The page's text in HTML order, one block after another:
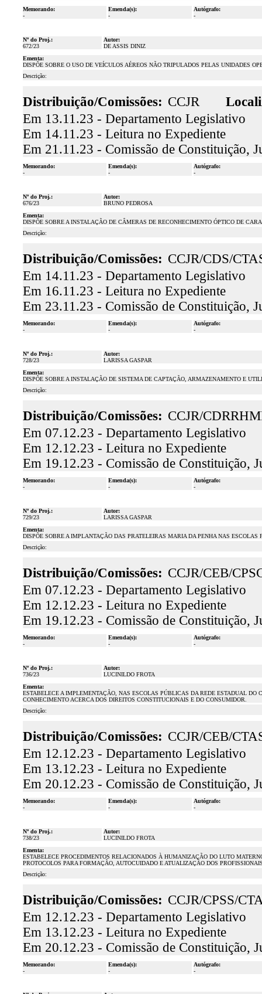
Memorando:
-
Emenda(s):
-
Autógrafo:
-
Nº do Proj.:
672/23
Autor:
DE ASSIS DINIZ
Ementa:
DISPÕE SOBRE O USO DE VEÍCULOS AÉREOS NÃO TRIPULADOS PELAS UNIDADES
Descrição:
Distribuição/Comissões: CCJR
Em 13.11.23 - Departamento Legislativo
Em 14.11.23 - Leitura no Expediente
Em 21.11.23 - Comissão de Constituição,
Memorando:
-
Emenda(s):
-
Autógrafo:
-
Nº do Proj.:
676/23
Autor:
BRUNO PEDROSA
Ementa:
DISPÕE SOBRE A INSTALAÇÃO DE CÂMERAS DE RECONHECIMENTO ÓPTICO DE
Descrição:
Distribuição/Comissões: CCJR/CDS/
Em 14.11.23 - Departamento Legislativo
Em 16.11.23 - Leitura no Expediente
Em 23.11.23 - Comissão de Constituição,
Memorando:
-
Emenda(s):
-
Autógrafo:
-
Nº do Proj.:
728/23
Autor:
LARISSA GASPAR
Ementa:
DISPÕE SOBRE A INSTALAÇÃO DE SISTEMA DE CAPTAÇÃO, ARMAZENAMENTO E
Descrição:
Distribuição/Comissões: CCJR/
Em 07.12.23 - Departamento Legislativo
Em 12.12.23 - Leitura no Expediente
Em 19.12.23 - Comissão de Constituição,
Memorando:
-
Emenda(s):
-
Autógrafo:
-
Nº do Proj.:
729/23
Autor:
LARISSA GASPAR
Ementa:
DISPÕE SOBRE A IMPLANTAÇÃO DAS PRATELEIRAS MARIA DA PENHA NAS ESCOLAS
Descrição:
Distribuição/Comissões: CCJR/CEB/
Em 07.12.23 - Departamento Legislativo
Em 12.12.23 - Leitura no Expediente
Em 19.12.23 - Comissão de Constituição,
Memorando:
-
Emenda(s):
-
Autógrafo:
-
Nº do Proj.:
736/23
Autor:
LUCINILDO FROTA
Ementa:
ESTABELECE A IMPLEMENTAÇÃO, NAS ESCOLAS PÚBLICAS DA REDE ESTADUAL
CONHECIMENTO ACERCA DOS DIREITOS CONSTITUCIONAIS E DO CONSUMIDOR.
Descrição:
Distribuição/Comissões: CCJR/CEB/
Em 12.12.23 - Departamento Legislativo
Em 13.12.23 - Leitura no Expediente
Em 20.12.23 - Comissão de Constituição,
Memorando:
-
Emenda(s):
-
Autógrafo:
-
Nº do Proj.:
738/23
Autor:
LUCINILDO FROTA
Ementa:
ESTABELECE PROCEDIMENTOS RELACIONADOS À HUMANIZAÇÃO DO LUTO
PROTOCOLOS PARA FORMAÇÃO, AUTOCUIDADO E ATUALIZAÇÃO DOS
Descrição:
Distribuição/Comissões: CCJR/CPSS/
Em 12.12.23 - Departamento Legislativo
Em 13.12.23 - Leitura no Expediente
Em 20.12.23 - Comissão de Constituição,
Memorando:
-
Emenda(s):
-
Autógrafo:
-